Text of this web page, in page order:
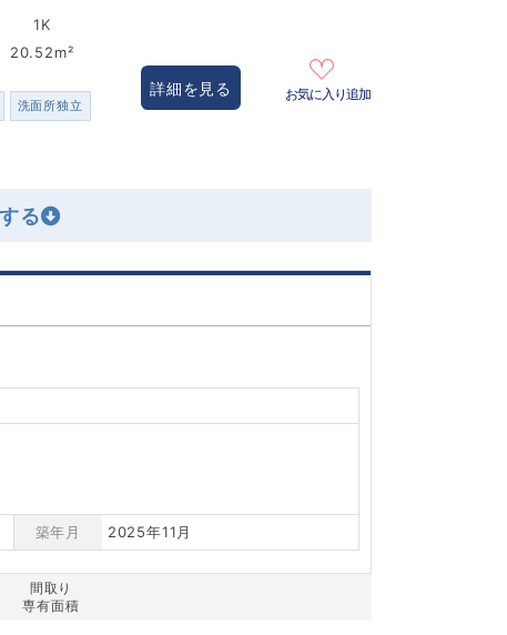
1K
20.52m²
洗面所独立
詳細を見る お気に入り追加
築年月 2025年11月
間取り
専有面積